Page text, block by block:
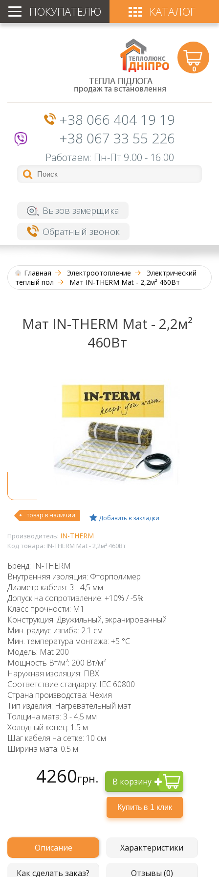
ПОКУПАТЕЛЮ КАТАЛОГ
+38 066 404 19 19
+38 067 33 55 226
Работаем: Пн-Пт 9.00 - 16.00
0
Вызов замерщика
Обратный звонок
Главная Электроотопление
Электрический
теплый пол
Мат IN-THERM Mat - 2,2м² 460Вт
Мат IN-THERM Mat - 2,2м²
460Вт
товар в наличии Добавить в закладки
Производитель: IN-THERM
Код товара: IN-THERM Mat - 2,2м² 460Вт
Бренд: IN-THERM
Внутренняя изоляция: Фторполимер
Диаметр кабеля: 3 - 4,5 мм
Допуск на сопротивление: +10% / -5%
Класс прочности: М1
Конструкция: Двужильный, экранированный
Мин. радиус изгиба: 2.1 см
Мин. температура монтажа: +5 °C
Модель: Mat 200
Мощность Вт/м²: 200 Вт/м²
Наружная изоляция: ПВХ
Соответствие стандарту: IEC 60800
Страна производства: Чехия
Тип изделия: Нагревательный мат
Толщина мата: 3 - 4,5 мм
Холодный конец: 1.5 м
Шаг кабеля на сетке: 10 см
Ширина мата: 0.5 м
4260грн. В корзину
Описание Характеристики
Как сделать заказ? Отзывы (0)